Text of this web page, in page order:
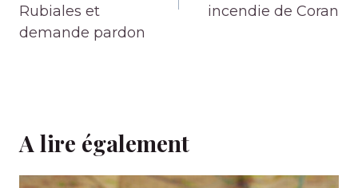
Rubiales et
demande pardon
incendie de Coran
A lire également